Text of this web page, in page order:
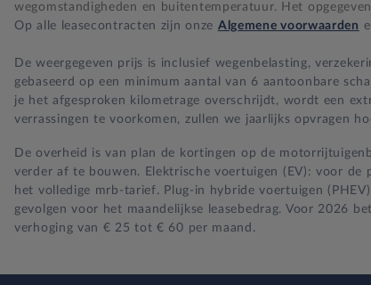
wegomstandigheden en buitentemperatuur. Het
Op alle leasecontracten zijn onze Algemene voorwaarden
De weergegeven prijs is inclusief wegenbelasting,
gebaseerd op een minimum aantal van 6 aantoonbare
je het afgesproken kilometrage overschrijdt, wordt een
verrassingen te voorkomen, zullen we jaarlijks opvragen
De overheid is van plan de kortingen op de
verder af te bouwen. Elektrische voertuigen (EV): voor
het volledige mrb-tarief. Plug-in hybride voertuigen
gevolgen voor het maandelijkse leasebedrag. Voor 2026
verhoging van € 25 tot € 60 per maand.